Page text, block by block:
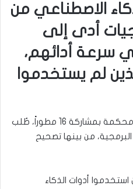
الاصطناعي من
أدى إلى
سرعة أدائهم،
لم يستخدموا
وشملت الدراسة تجربة عشوائية محكمة بمشاركة 16 مطوراً، طُلب
من بينها تصحيح
استخدموا أدوات الذكاء